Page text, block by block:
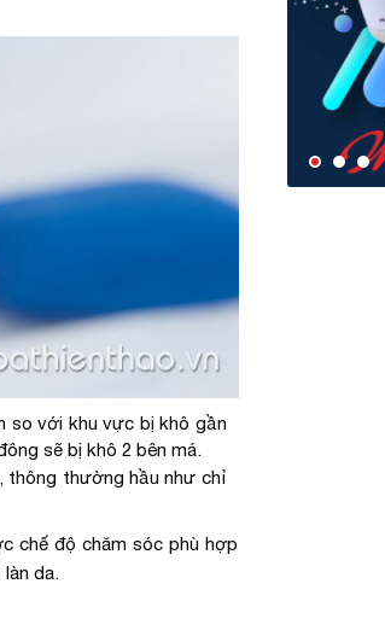
so với khu vực bị khô gần
sẽ bị khô 2 bên má.
thông thường hầu như chỉ
chế độ chăm sóc phù hợp
da.